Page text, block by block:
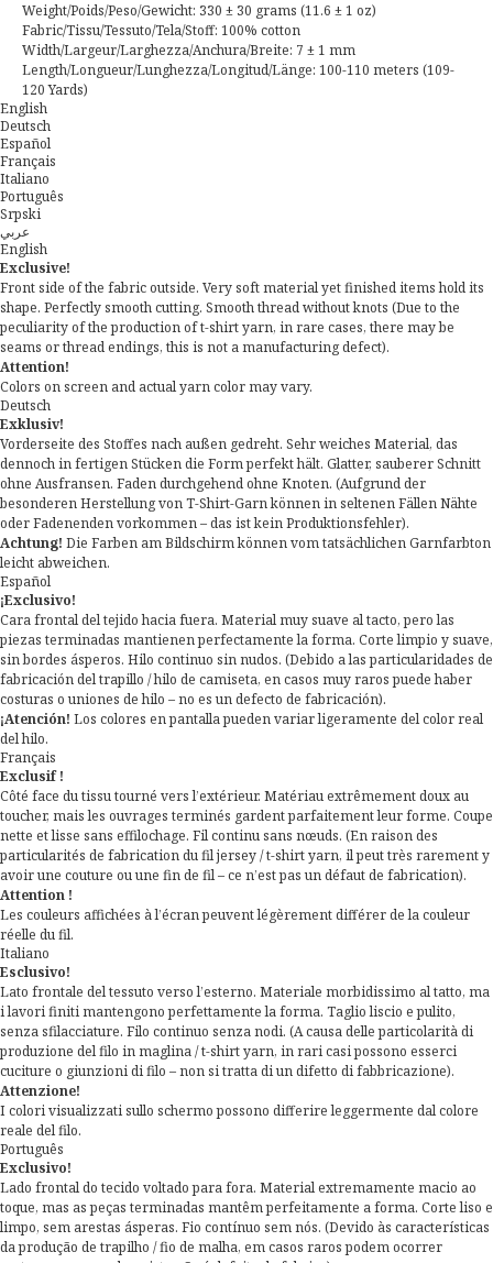
Weight/Poids/Peso/Gewicht: 330 ± 30 grams (11.6 ± 1 oz)
Fabric/Tissu/Tessuto/Tela/Stoff: 100% cotton
Width/Largeur/Larghezza/Anchura/Breite: 7 ± 1 mm
Length/Longueur/Lunghezza/Longitud/Länge: 100-110 meters (109-
120 Yards)
English
Deutsch
Español
Français
Italiano
Português
Srpski
عربي
English
Exclusive!
Front side of the fabric outside. Very soft material yet finished items hold its
shape. Perfectly smooth cutting. Smooth thread without knots (Due to the
peculiarity of the production of t-shirt yarn, in rare cases, there may be
seams or thread endings, this is not a manufacturing defect).
Attention!
Colors on screen and actual yarn color may vary.
Deutsch
Exklusiv!
Vorderseite des Stoffes nach außen gedreht. Sehr weiches Material, das
dennoch in fertigen Stücken die Form perfekt hält. Glatter, sauberer Schnitt
ohne Ausfransen. Faden durchgehend ohne Knoten. (Aufgrund der
besonderen Herstellung von T-Shirt-Garn können in seltenen Fällen Nähte
oder Fadenenden vorkommen – das ist kein Produktionsfehler).
Achtung! Die Farben am Bildschirm können vom tatsächlichen Garnfarbton
leicht abweichen.
Español
¡Exclusivo!
Cara frontal del tejido hacia fuera. Material muy suave al tacto, pero las
piezas terminadas mantienen perfectamente la forma. Corte limpio y suave,
sin bordes ásperos. Hilo continuo sin nudos. (Debido a las particularidades de
fabricación del trapillo / hilo de camiseta, en casos muy raros puede haber
costuras o uniones de hilo – no es un defecto de fabricación).
¡Atención! Los colores en pantalla pueden variar ligeramente del color real
del hilo.
Français
Exclusif !
Côté face du tissu tourné vers l’extérieur. Matériau extrêmement doux au
toucher, mais les ouvrages terminés gardent parfaitement leur forme. Coupe
nette et lisse sans effilochage. Fil continu sans nœuds. (En raison des
particularités de fabrication du fil jersey / t-shirt yarn, il peut très rarement y
avoir une couture ou une fin de fil – ce n’est pas un défaut de fabrication).
Attention !
Les couleurs affichées à l’écran peuvent légèrement différer de la couleur
réelle du fil.
Italiano
Esclusivo!
Lato frontale del tessuto verso l’esterno. Materiale morbidissimo al tatto, ma
i lavori finiti mantengono perfettamente la forma. Taglio liscio e pulito,
senza sfilacciature. Filo continuo senza nodi. (A causa delle particolarità di
produzione del filo in maglina / t-shirt yarn, in rari casi possono esserci
cuciture o giunzioni di filo – non si tratta di un difetto di fabbricazione).
Attenzione!
I colori visualizzati sullo schermo possono differire leggermente dal colore
reale del filo.
Português
Exclusivo!
Lado frontal do tecido voltado para fora. Material extremamente macio ao
toque, mas as peças terminadas mantêm perfeitamente a forma. Corte liso e
limpo, sem arestas ásperas. Fio contínuo sem nós. (Devido às características
da produção de trapilho / fio de malha, em casos raros podem ocorrer